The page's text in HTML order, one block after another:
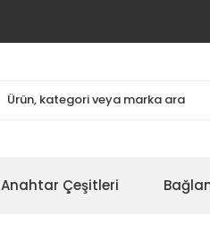
Anahtar Çeşitleri